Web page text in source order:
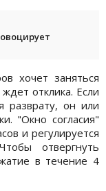
хочет заняться
отклика. Если
разврату, он или
"Окно согласия"
и регулируется
отвергнуть
в течение 4